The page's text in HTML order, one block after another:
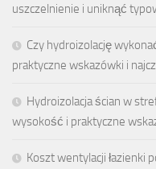
uszczelnienie i uniknąć
Czy hydroizolację
praktyczne wskazówki i
Hydroizolacja ścian w
wysokość i praktyczne
Koszt wentylacji łazienki